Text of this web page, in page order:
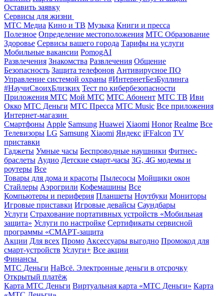
Оставить заявку
Сервисы для жизни
МТС Медиа Кино и ТВ Музыка Книги и пресса
Полезное Определение местоположения МТС Образование
Здоровье Сервисы вашего города Тарифы на услуги
Мобильные вакансии PomogAI
Развлечения Знакомства Развлечения Общение
Безопасность Защита телефонов Антивирусное ПО
Управление системой охраны #ИнтернетБезБуллинга
#НаучиСвоихБлизких Тест по кибербезопасности
Приложения МТС Мой МТС МТС Абонент МТС ТВ Иви
Окко МТС Деньги МТС Пресса МТС Music Все приложения
Интернет-магазин
Смартфоны Apple Samsung Huawei Xiaomi Honor Realme Все
Телевизоры LG Samsung Xiaomi Яндекс iFFalcon TV
приставки
Гаджеты Умные часы Беспроводные наушники Фитнес-
браслеты Аудио Детские смарт-часы 3G, 4G модемы и
роутеры Все
Товары для дома и красоты Пылесосы Мойщики окон
Стайлеры Аэрогрили Кофемашины Все
Компьютеры и периферия Планшеты Ноутбуки Мониторы
Игровые приставки Игровые девайсы Саундбары
Услуги Страхование портативных устройств «Мобильная
защита» Услуги по настройке Сертификаты сервисной
программы «СМАРТ-защита
Акции Для всех Промо Аксессуары выгодно Промокод для
смарт-устройств Услуги+ Все акции
Финансы
МТС Деньги НаВсё. Электронные деньги в отсрочку
Открытый платёж
Карта МТС Деньги Виртуальная карта «МТС Деньги» Карта